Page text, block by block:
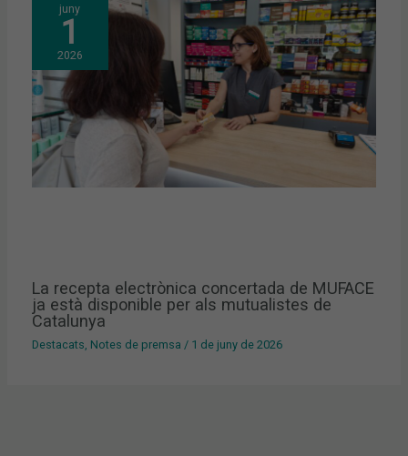
juny
1
2026
La recepta electrònica concertada de MUFACE
ja està disponible per als mutualistes de
Catalunya
Destacats Notes de premsa / 1 de juny de 2026